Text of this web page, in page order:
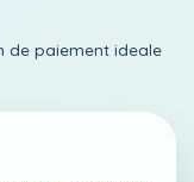
de paiement ideale